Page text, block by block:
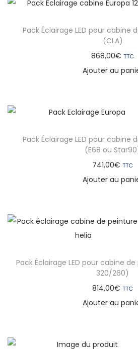
Pack Éclairage LED pour cabine
(CLA)
868,00€ TTC
Ajouter au
Pack Éclairage LED pour cabine
(E68 ou
741,00€ TTC
Ajouter au
Pack Éclairage LED pour cabine
320/260)
814,00€ TTC
Ajouter au